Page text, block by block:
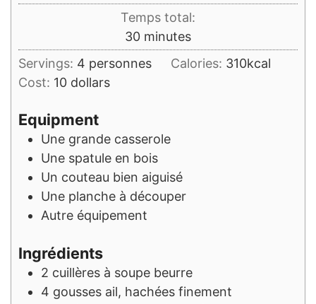
Temps total:
30minutes
minutes
Servings: 4 personnes Calories: 310kcal
Cost: 10 dollars
Equipment
Une grande casserole
Une spatule en bois
Un couteau bien aiguisé
Une planche à découper
Autre équipement
Ingrédients
2 cuillères à soupe beurre
4 gousses ail, hachées finement